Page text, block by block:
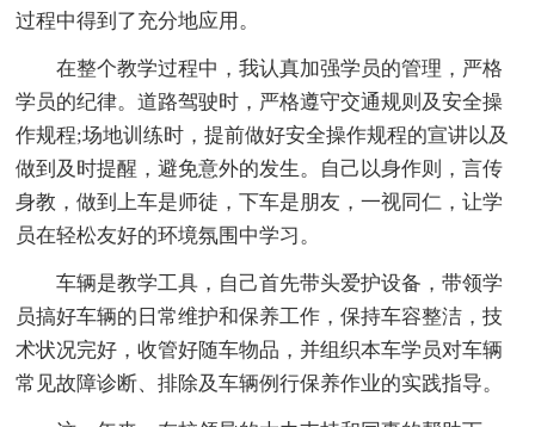
过程中得到了充分地应用。
在整个教学过程中，我认真加强学员的管理，严格
学员的纪律。道路驾驶时，严格遵守交通规则及安全操
作规程;场地训练时，提前做好安全操作规程的宣讲以及
做到及时提醒，避免意外的发生。自己以身作则，言传
身教，做到上车是师徒，下车是朋友，一视同仁，让学
员在轻松友好的环境氛围中学习。
车辆是教学工具，自己首先带头爱护设备，带领学
员搞好车辆的日常维护和保养工作，保持车容整洁，技
术状况完好，收管好随车物品，并组织本车学员对车辆
常见故障诊断、排除及车辆例行保养作业的实践指导。